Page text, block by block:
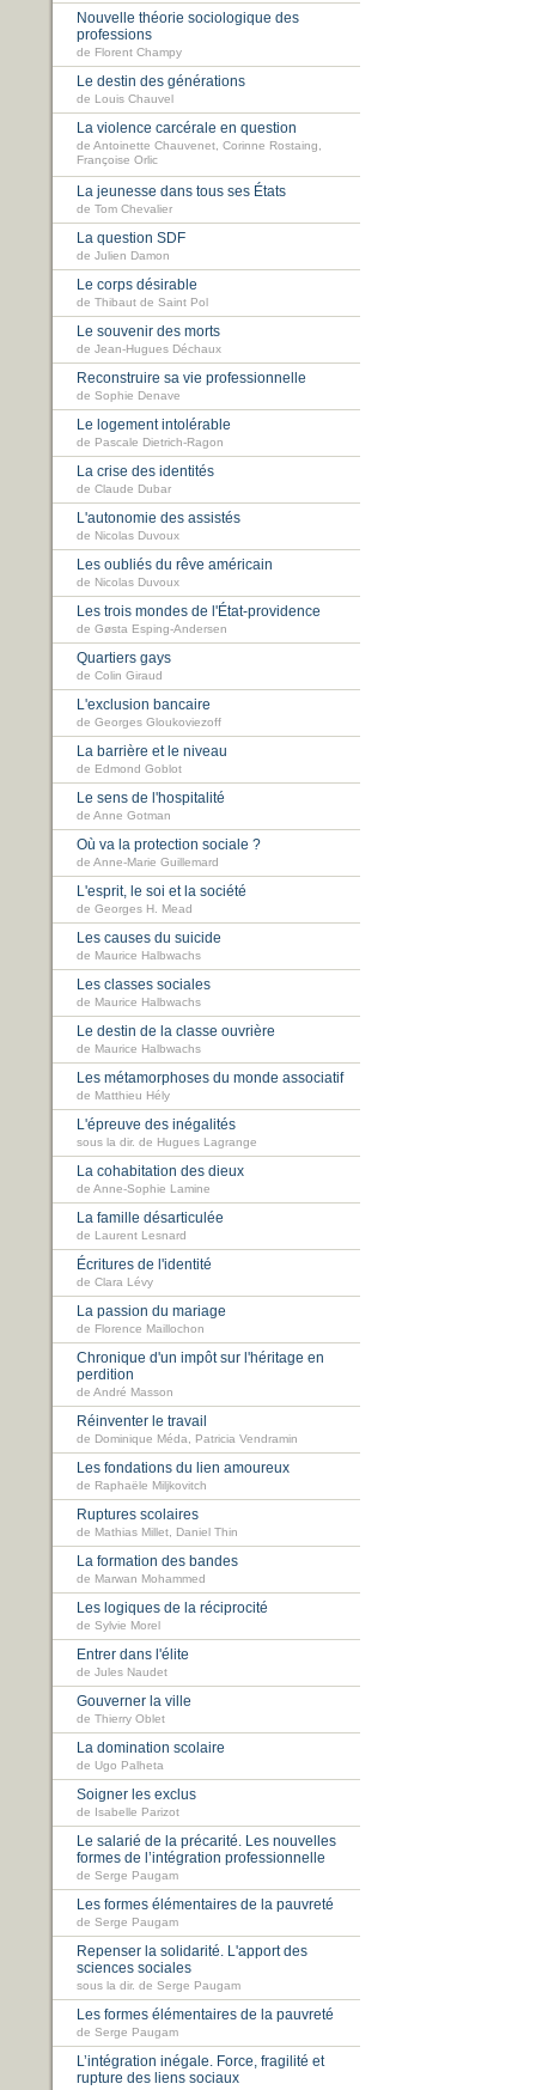
Nouvelle théorie sociologique des
professions
de Florent Champy
Le destin des générations
de Louis Chauvel
La violence carcérale en question
de Antoinette Chauvenet, Corinne Rostaing,
Françoise Orlic
La jeunesse dans tous ses États
de Tom Chevalier
La question SDF
de Julien Damon
Le corps désirable
de Thibaut de Saint Pol
Le souvenir des morts
de Jean-Hugues Déchaux
Reconstruire sa vie professionnelle
de Sophie Denave
Le logement intolérable
de Pascale Dietrich-Ragon
La crise des identités
de Claude Dubar
L'autonomie des assistés
de Nicolas Duvoux
Les oubliés du rêve américain
de Nicolas Duvoux
Les trois mondes de l'État-providence
de Gøsta Esping-Andersen
Quartiers gays
de Colin Giraud
L'exclusion bancaire
de Georges Gloukoviezoff
La barrière et le niveau
de Edmond Goblot
Le sens de l'hospitalité
de Anne Gotman
Où va la protection sociale ?
de Anne-Marie Guillemard
L'esprit, le soi et la société
de Georges H. Mead
Les causes du suicide
de Maurice Halbwachs
Les classes sociales
de Maurice Halbwachs
Le destin de la classe ouvrière
de Maurice Halbwachs
Les métamorphoses du monde associatif
de Matthieu Hély
L'épreuve des inégalités
sous la dir. de Hugues Lagrange
La cohabitation des dieux
de Anne-Sophie Lamine
La famille désarticulée
de Laurent Lesnard
Écritures de l'identité
de Clara Lévy
La passion du mariage
de Florence Maillochon
Chronique d'un impôt sur l'héritage en
perdition
de André Masson
Réinventer le travail
de Dominique Méda, Patricia Vendramin
Les fondations du lien amoureux
de Raphaële Miljkovitch
Ruptures scolaires
de Mathias Millet, Daniel Thin
La formation des bandes
de Marwan Mohammed
Les logiques de la réciprocité
de Sylvie Morel
Entrer dans l'élite
de Jules Naudet
Gouverner la ville
de Thierry Oblet
La domination scolaire
de Ugo Palheta
Soigner les exclus
de Isabelle Parizot
Le salarié de la précarité. Les nouvelles
formes de l’intégration professionnelle
de Serge Paugam
Les formes élémentaires de la pauvreté
de Serge Paugam
Repenser la solidarité. L'apport des
sciences sociales
sous la dir. de Serge Paugam
Les formes élémentaires de la pauvreté
de Serge Paugam
L’intégration inégale. Force, fragilité et
rupture des liens sociaux